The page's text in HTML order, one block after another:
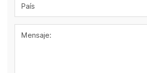
País
Mensaje: